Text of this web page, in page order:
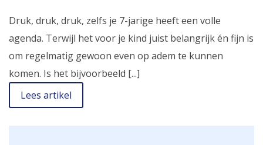
Druk, druk, druk, zelfs je 7-jarige heeft een volle
agenda. Terwijl het voor je kind juist belangrijk én fijn is
om regelmatig gewoon even op adem te kunnen
komen. Is het bijvoorbeeld [...]
Lees artikel